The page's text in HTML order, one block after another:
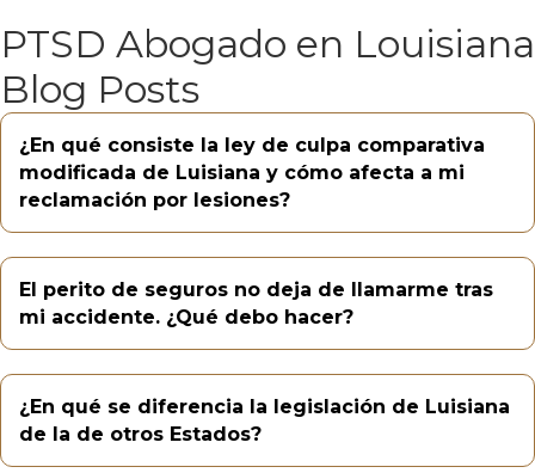
PTSD Abogado en Louisiana
Blog Posts
¿En qué consiste la ley de culpa comparativa
modificada de Luisiana y cómo afecta a mi
reclamación por lesiones?
El perito de seguros no deja de llamarme tras
mi accidente. ¿Qué debo hacer?
¿En qué se diferencia la legislación de Luisiana
de la de otros Estados?